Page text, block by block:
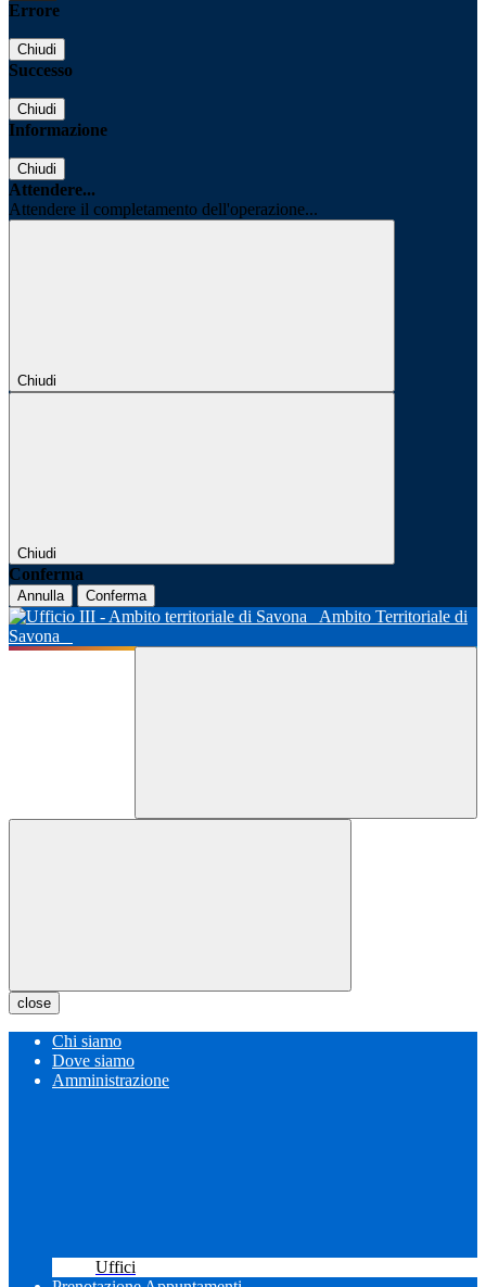
Errore
Chiudi
Successo
Chiudi
Informazione
Chiudi
Attendere...
Attendere il completamento dell'operazione...
Chiudi
Chiudi
Conferma
Annulla Conferma
Ambito Territoriale di
Savona
close
Chi siamo
Dove siamo
Amministrazione
Uffici